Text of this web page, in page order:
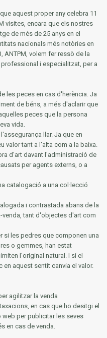
aquest proper any celebra 11
visites, encara que els nostres
de més de 25 anys en el
nacionals més notòries en
ANTPM, volem fer ressò de la
i especialitzat, per a
les peces en cas d'herència. Ja
de béns, a més d'aclarir que
peces que la persona
vida.
llar. Ja que en
valor tant a l'alta com a la baixa.
d'art davant l'administració de
per agents externs, o a
catalogació a una col·lecció
i contrastada abans de la
tant d'objectes d'art com
si les pedres que componen una
o gemmes, han estat
l'original natural. I si el
en aquest sentit canvia el valor.
agilitzar la venda
en cas que ho desitgi el
web per publicitar les seves
en cas de venda.